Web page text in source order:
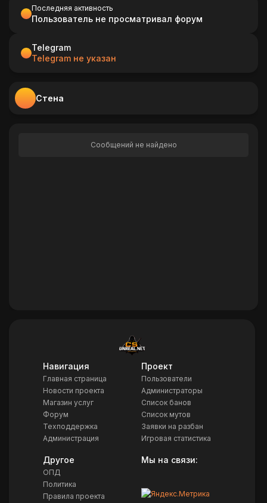
Последняя активность
Пользователь не просматривал форум
Telegram
Telegram не указан
Стена
Сообщений не найдено
Навигация
Главная страница
Новости проекта
Магазин услуг
Форум
Техподдержка
Администрация
Проект
Пользователи
Администраторы
Список банов
Список мутов
Заявки на разбан
Игровая статистика
Другое
ОПД
Политика
Правила проекта
Мы на связи: